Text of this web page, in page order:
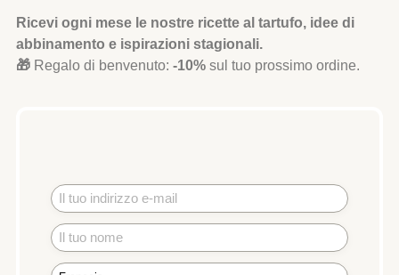
Ricevi ogni mese le nostre ricette al tartufo, idee di
abbinamento e ispirazioni stagionali.
🎁 Regalo di benvenuto: -10% sul tuo prossimo ordine.